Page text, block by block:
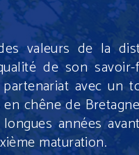
valeurs de la
de son
avec un
chêne de
années
maturation.